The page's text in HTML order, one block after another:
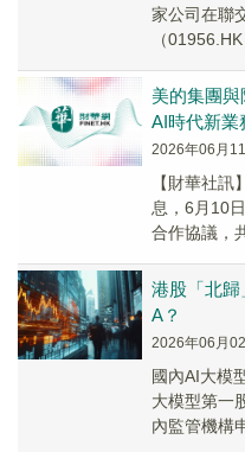
家公司在聯
（
美的集團
AI時代新業
2026年06月
【財華社
息，6月10
合作協議，
港股「北
A？
2026年06月
國內AI大模
大模型第一
內監管機構